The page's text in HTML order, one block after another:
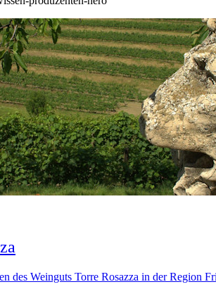
des Weinguts Torre Rosazza in der Region